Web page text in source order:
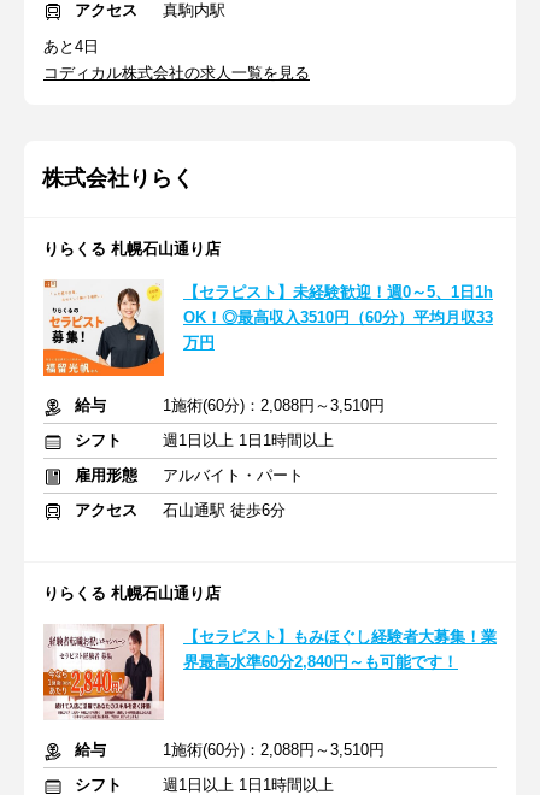
アクセス
真駒内駅
あと4日
コディカル株式会社の求人一覧を見る
株式会社りらく
りらくる 札幌石山通り店
【セラピスト】未経験歓迎！週0～5、1日1h
OK！◎最高収入3510円（60分）平均月収33
万円
給与
1施術(60分)：2,088円～3,510円
シフト
週1日以上 1日1時間以上
雇用形態
アルバイト・パート
アクセス
石山通駅 徒歩6分
りらくる 札幌石山通り店
【セラピスト】もみほぐし経験者大募集！業
界最高水準60分2,840円～も可能です！
給与
1施術(60分)：2,088円～3,510円
シフト
週1日以上 1日1時間以上